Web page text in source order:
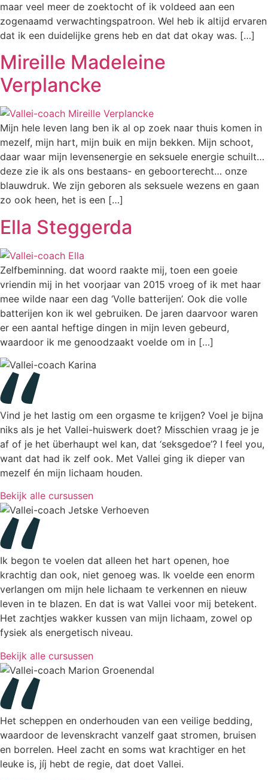
maar veel meer de zoektocht of ik voldeed aan een
zogenaamd verwachtingspatroon. Wel heb ik altijd ervaren
dat ik een duidelijke grens heb en dat dat okay was. […]
Mireille Madeleine
Verplancke
Mijn hele leven lang ben ik al op zoek naar thuis komen in
mezelf, mijn hart, mijn buik en mijn bekken. Mijn schoot,
daar waar mijn levensenergie en seksuele energie schuilt…
deze zie ik als ons bestaans- en geboorterecht… onze
blauwdruk. We zijn geboren als seksuele wezens en gaan
zo ook heen, het is een […]
Ella Steggerda
Zelfbeminning. dat woord raakte mij, toen een goeie
vriendin mij in het voorjaar van 2015 vroeg of ik met haar
mee wilde naar een dag ‘Volle batterijen’. Ook die volle
batterijen kon ik wel gebruiken. De jaren daarvoor waren
er een aantal heftige dingen in mijn leven gebeurd,
waardoor ik me genoodzaakt voelde om in […]
Vind je het lastig om een orgasme te krijgen? Voel je bijna
niks als je het Vallei-huiswerk doet? Misschien vraag je je
af of je het überhaupt wel kan, dat ‘seksgedoe’? I feel you,
want dat had ik zelf ook. Met Vallei ging ik dieper van
mezelf én mijn lichaam houden.
Bekijk alle cursussen
Ik begon te voelen dat alleen het hart openen, hoe
krachtig dan ook, niet genoeg was. Ik voelde een enorm
verlangen om mijn hele lichaam te verkennen en nieuw
leven in te blazen. En dat is wat Vallei voor mij betekent.
Het zachtjes wakker kussen van mijn lichaam, zowel op
fysiek als energetisch niveau.
Bekijk alle cursussen
Het scheppen en onderhouden van een veilige bedding,
waardoor de levenskracht vanzelf gaat stromen, bruisen
en borrelen. Heel zacht en soms wat krachtiger en het
leuke is, jíj hebt de regie, dat doet Vallei.